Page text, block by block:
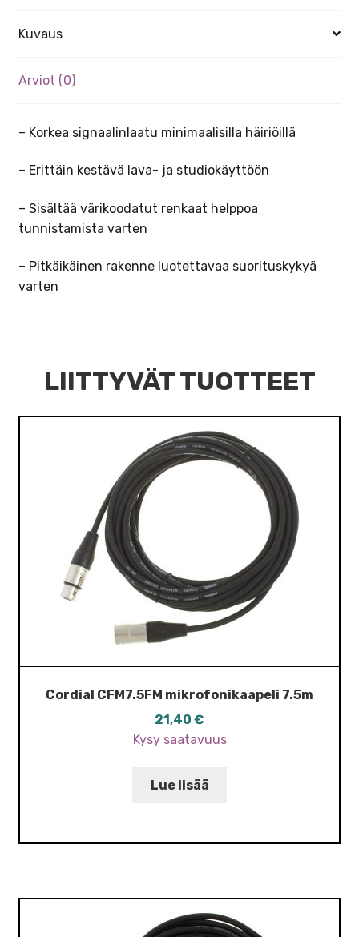
Kuvaus
Arviot (0)
– Korkea signaalinlaatu minimaalisilla häiriöillä
– Erittäin kestävä lava- ja studiokäyttöön
– Sisältää värikoodatut renkaat helppoa
tunnistamista varten
– Pitkäikäinen rakenne luotettavaa suorituskykyä
varten
LIITTYVÄT TUOTTEET
Cordial CFM7.5FM mikrofonikaapeli 7.5m
21,40 €
Kysy saatavuus
Lue lisää